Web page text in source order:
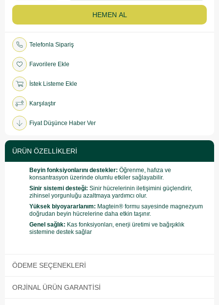
Telefonla Sipariş
Favorilere Ekle
İstek Listeme Ekle
Karşılaştır
Fiyat Düşünce Haber Ver
ÜRÜN ÖZELLIKLERI
Beyin fonksiyonlarını destekler: Öğrenme, hafıza ve
konsantrasyon üzerinde olumlu etkiler sağlayabilir.
Sinir sistemi desteği: Sinir hücrelerinin iletişimini güçlendirir,
zihinsel yorgunluğu azaltmaya yardımcı olur.
Yüksek biyoyararlanım: Magtein® formu sayesinde magnezyum
doğrudan beyin hücrelerine daha etkin taşınır.
Genel sağlık: Kas fonksiyonları, enerji üretimi ve bağışıklık
sistemine destek sağlar
ÖDEME SEÇENEKLERI
ORJINAL ÜRÜN GARANTISI